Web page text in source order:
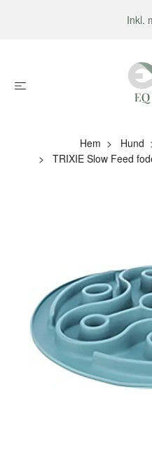
Inkl.
Hem Hund
TRIXIE Slow Feed